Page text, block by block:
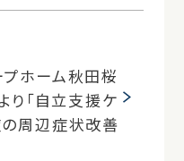
ホーム秋田桜
り「自立支援ケ
周辺症状改善